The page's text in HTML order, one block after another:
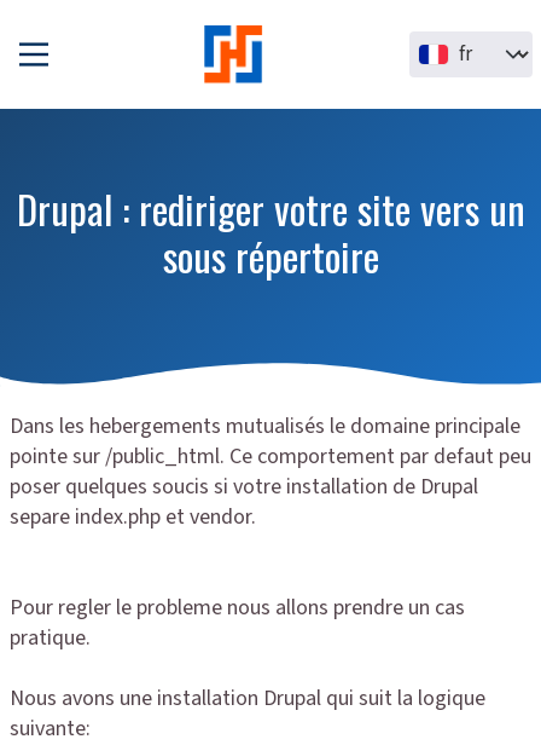
Select your
Drupal : rediriger votre site vers un
sous répertoire
Dans les hebergements mutualisés le domaine principale
pointe sur /public_html. Ce comportement par defaut peu
poser quelques soucis si votre installation de Drupal
separe index.php et vendor.
Pour regler le probleme nous allons prendre un cas
pratique.
Nous avons une installation Drupal qui suit la logique
suivante: